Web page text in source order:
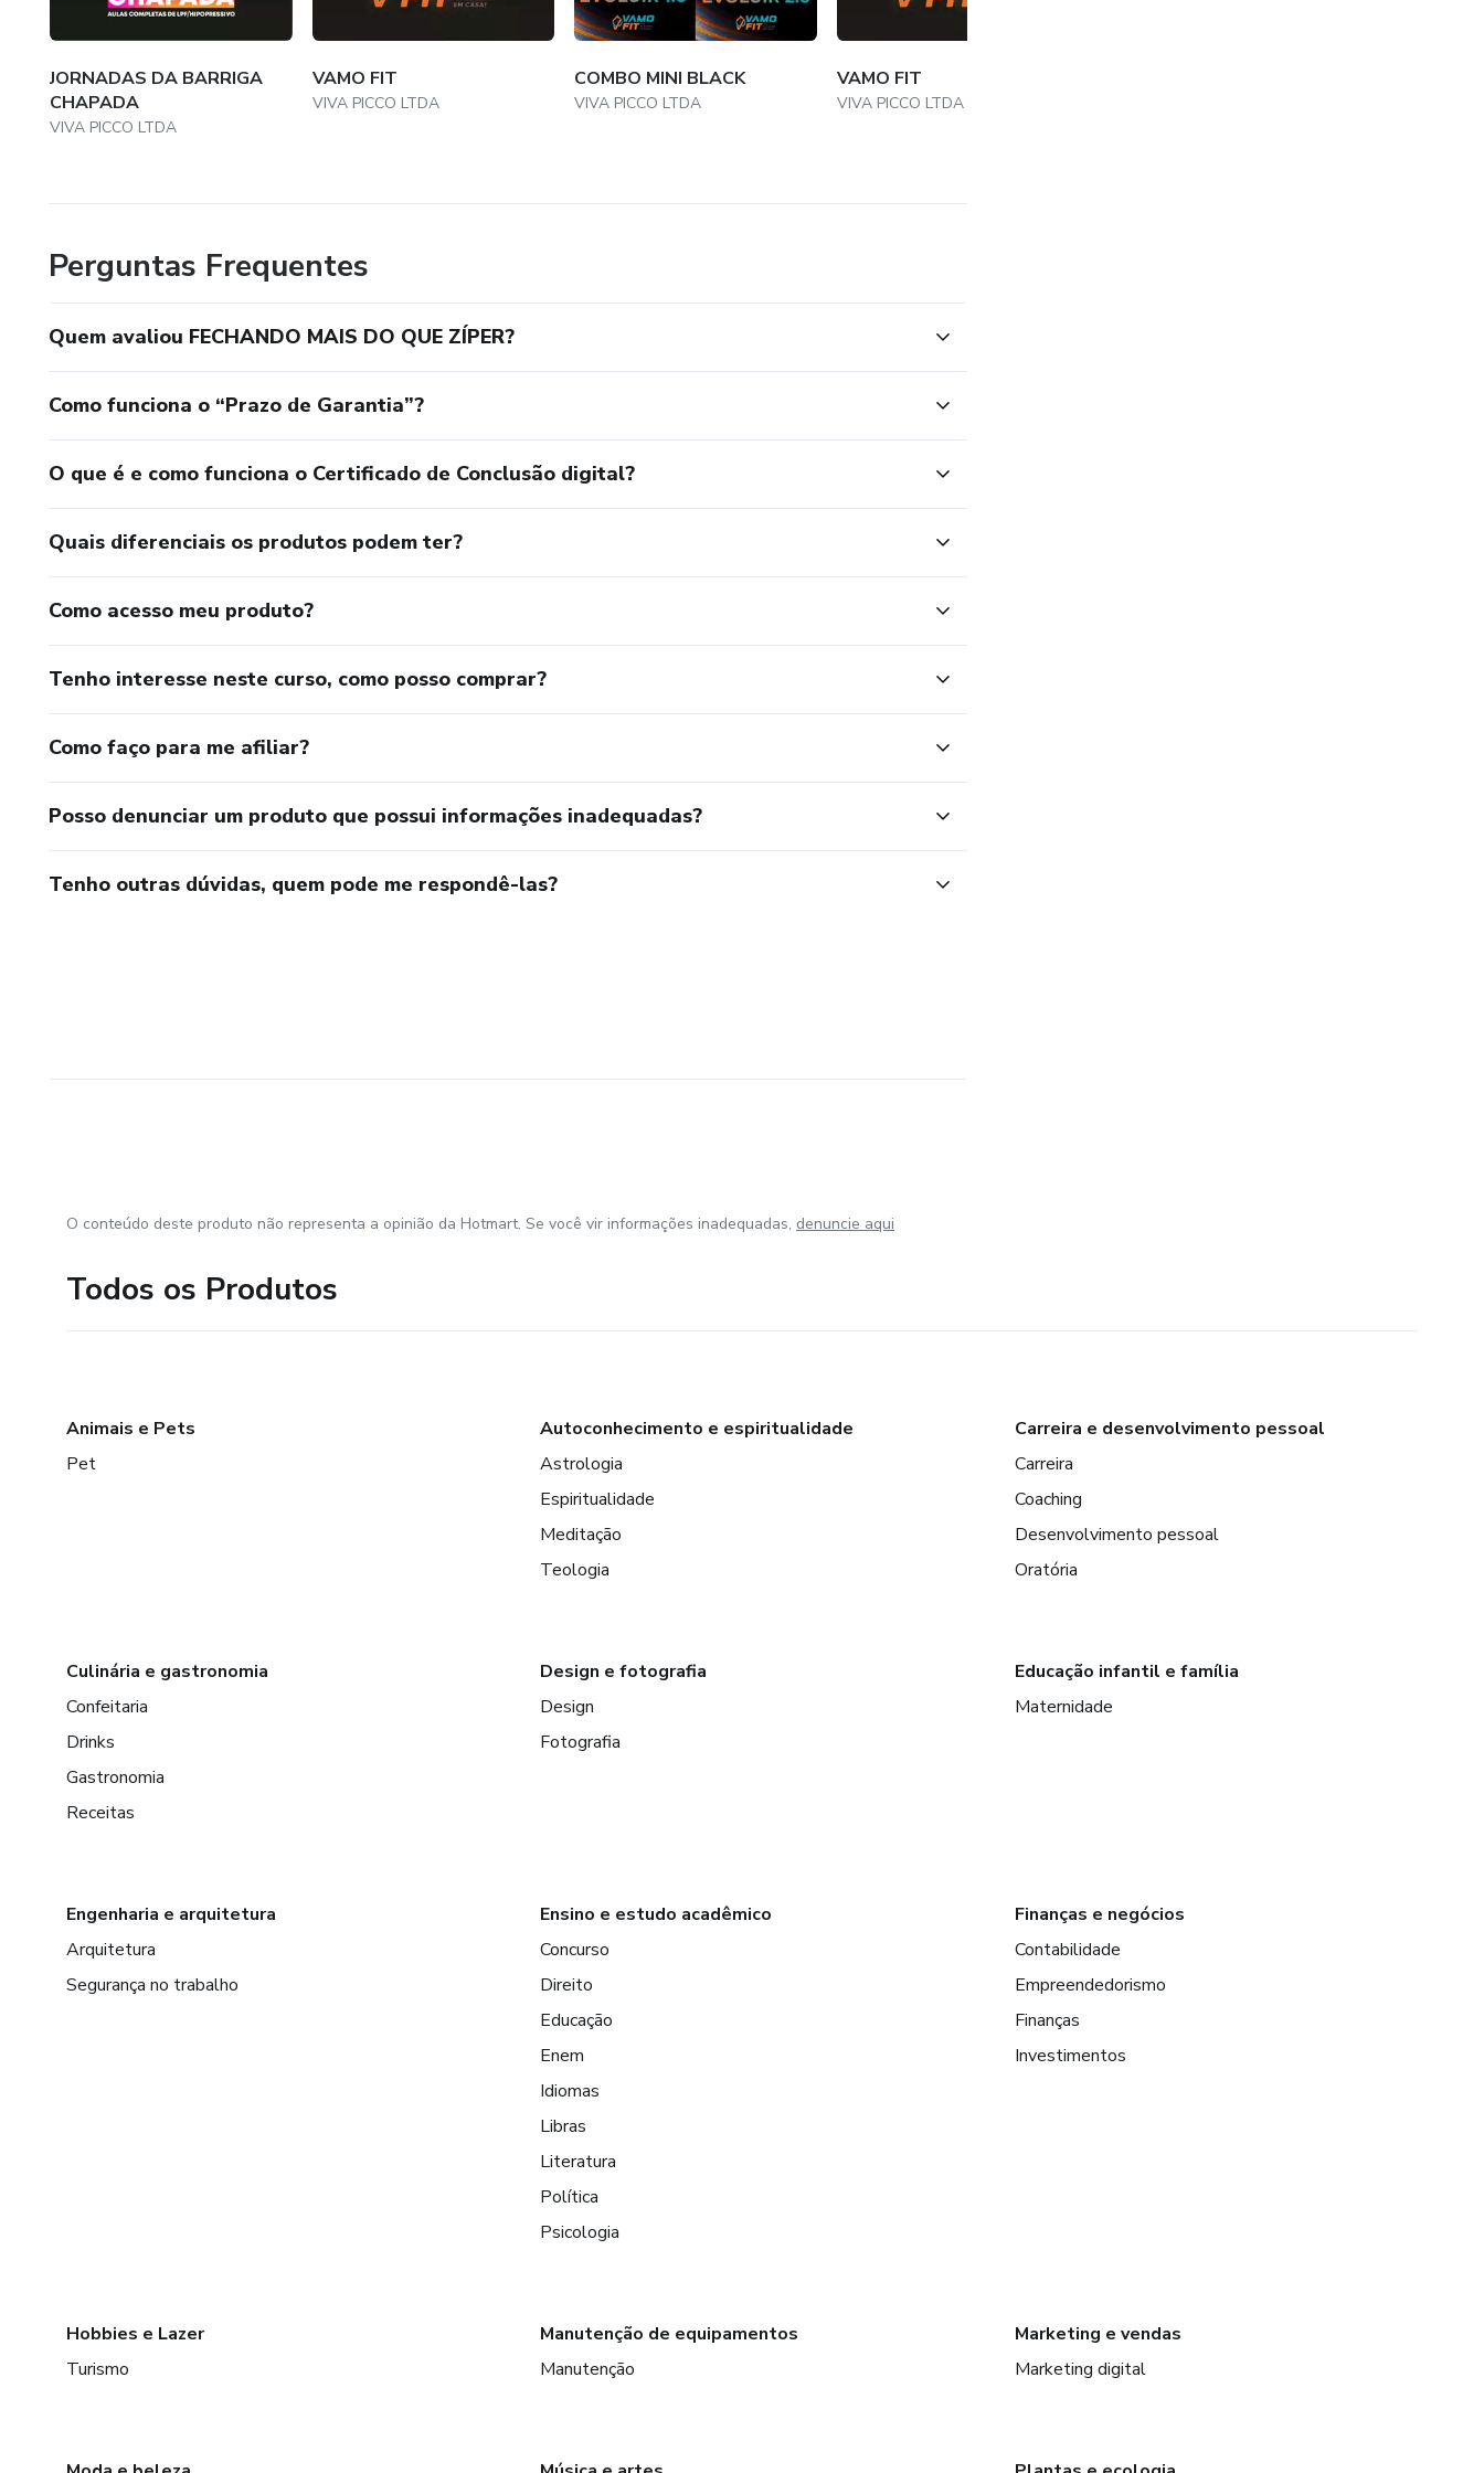
2. Indivíduos que desenvolveram diástase devido a ganho de peso ou exercícios
inadequados.
Transforme seu Corpo e Sua Vida em Apenas 4 Semanas com o FECHANDO MAIS DO
MAIS DO QUE ZÍPER e comece sua jornada rumo a um abdômen mais forte e saudável!
JORNADAS DA BARRIGA
CHAPADA
VIVA PICCO LTDA
VAMO FIT
VIVA PICCO LTDA
COMBO MINI BLACK
VIVA PICCO LTDA
VAMO FIT
VIVA PICCO LTDA
Perguntas Frequentes
Quem avaliou FECHANDO MAIS DO QUE ZÍPER?
Como funciona o “Prazo de Garantia”?
O que é e como funciona o Certificado de Conclusão digital?
Quais diferenciais os produtos podem ter?
Como acesso meu produto?
Tenho interesse neste curso, como posso comprar?
Como faço para me afiliar?
Posso denunciar um produto que possui informações inadequadas?
Tenho outras dúvidas, quem pode me respondê-las?
O conteúdo deste produto não representa a opinião da Hotmart. Se você vir informações inadequadas, denuncie aqui
Todos os Produtos
Animais e Pets
Pet
Autoconhecimento e espiritualidade
Astrologia
Espiritualidade
Meditação
Teologia
Carreira e desenvolvimento pessoal
Carreira
Coaching
Desenvolvimento pessoal
Oratória
Culinária e gastronomia
Confeitaria
Drinks
Gastronomia
Receitas
Design e fotografia
Design
Fotografia
Educação infantil e família
Maternidade
Engenharia e arquitetura
Arquitetura
Segurança no trabalho
Ensino e estudo acadêmico
Concurso
Direito
Educação
Enem
Idiomas
Libras
Literatura
Política
Psicologia
Finanças e negócios
Contabilidade
Empreendedorismo
Finanças
Investimentos
Hobbies e Lazer
Turismo
Manutenção de equipamentos
Manutenção
Marketing e vendas
Marketing digital